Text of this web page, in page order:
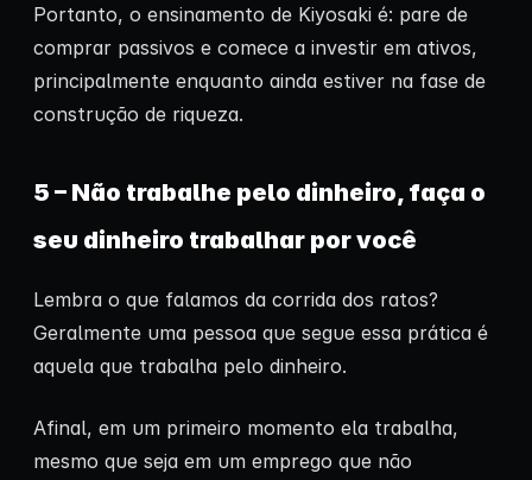
Portanto, o ensinamento de Kiyosaki é: pare de
comprar passivos e comece a investir em ativos,
principalmente enquanto ainda estiver na fase de
construção de riqueza.
5 – Não trabalhe pelo dinheiro, faça o
seu dinheiro trabalhar por você
Lembra o que falamos da corrida dos ratos?
Geralmente uma pessoa que segue essa prática é
aquela que trabalha pelo dinheiro.
Afinal, em um primeiro momento ela trabalha,
mesmo que seja em um emprego que não